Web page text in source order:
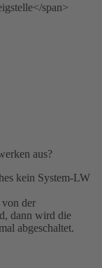
span>
aus?
kein System-LW
von der
dann wird die
abgeschaltet.